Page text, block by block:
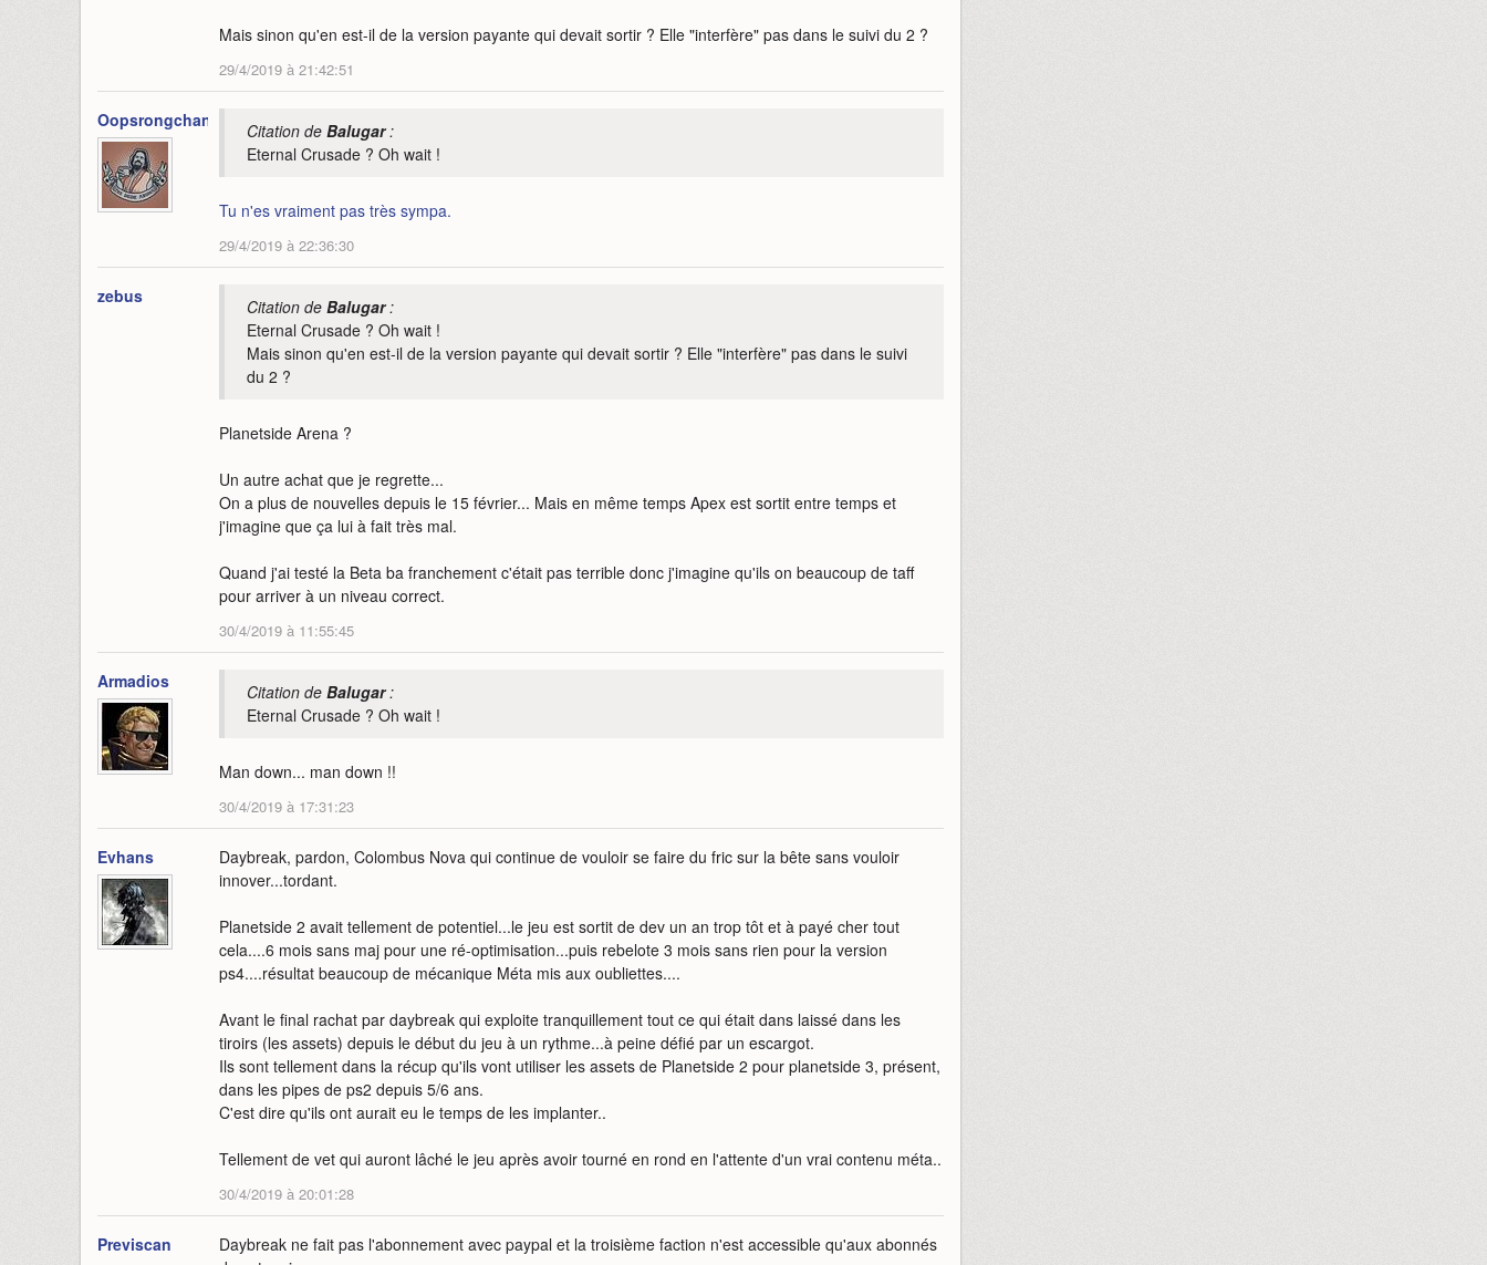
Mais sinon qu'en est-il de la version payante qui devait sortir ? Elle "interfère" pas dans le suivi du 2 ?
29/4/2019 à 21:42:51
Oopsrongchan Citation de Balugar:
Eternal Crusade ? Oh wait !
Tu n'es vraiment pas très sympa.
29/4/2019 à 22:36:30
zebus Citation de Balugar:
Eternal Crusade ? Oh wait !
Mais sinon qu'en est-il de la version payante qui devait sortir ? Elle "interfère" pas dans le suivi
du 2 ?
Planetside Arena ?
Un autre achat que je regrette...
On a plus de nouvelles depuis le 15 février... Mais en même temps Apex est sortit entre temps et
j'imagine que ça lui à fait très mal.
Quand j'ai testé la Beta ba franchement c'était pas terrible donc j'imagine qu'ils on beaucoup de taff
pour arriver à un niveau correct.
30/4/2019 à 11:55:45
Armadios Citation de Balugar:
Eternal Crusade ? Oh wait !
Man down... man down !!
30/4/2019 à 17:31:23
Evhans
Daybreak, pardon, Colombus Nova qui continue de vouloir se faire du fric sur la bête sans vouloir
innover...tordant.
Planetside 2 avait tellement de potentiel...le jeu est sortit de dev un an trop tôt et à payé cher tout
cela....6 mois sans maj pour une ré-optimisation...puis rebelote 3 mois sans rien pour la version
ps4....résultat beaucoup de mécanique Méta mis aux oubliettes....
Avant le final rachat par daybreak qui exploite tranquillement tout ce qui était dans laissé dans les
tiroirs (les assets) depuis le début du jeu à un rythme...à peine défié par un escargot.
Ils sont tellement dans la récup qu'ils vont utiliser les assets de Planetside 2 pour planetside 3, présent,
dans les pipes de ps2 depuis 5/6 ans.
C'est dire qu'ils ont aurait eu le temps de les implanter..
Tellement de vet qui auront lâché le jeu après avoir tourné en rond en l'attente d'un vrai contenu méta..
30/4/2019 à 20:01:28
Previscan
Daybreak ne fait pas l'abonnement avec paypal et la troisième faction n'est accessible qu'aux abonnés